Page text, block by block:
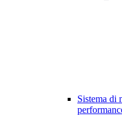
Sistema di